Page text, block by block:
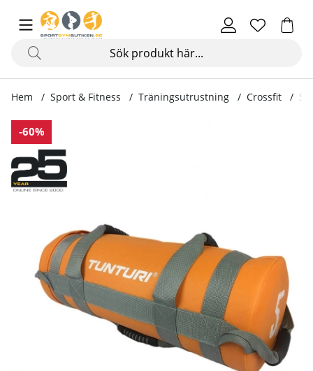
Hem Sport & Fitness Träningsutrustning Crossfit
-60%
Produktbilder Strength Bag